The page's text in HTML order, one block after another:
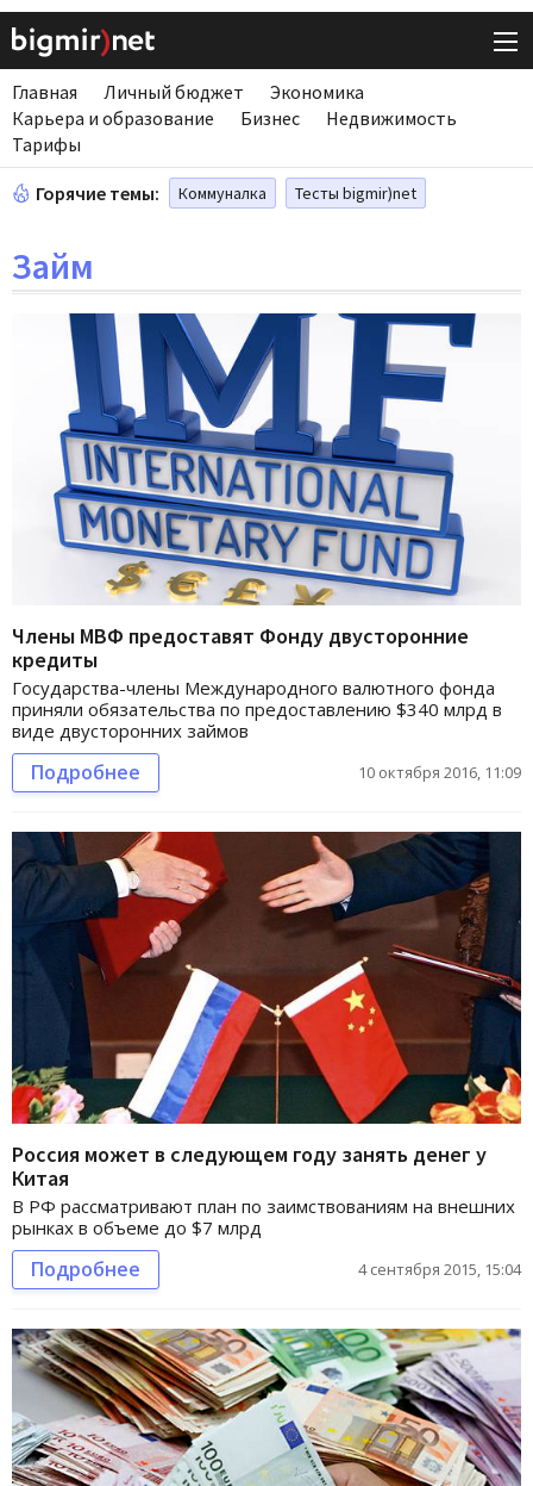
Главная Личный бюджет
Экономика
Карьера и образование
Бизнес
Недвижимость
Тарифы
Горячие темы: Коммуналка Тесты bigmir)net
Займ
Члены МВФ предоставят Фонду двусторонние
кредиты
Государства-члены Международного валютного фонда
приняли обязательства по предоставлению $340 млрд в
виде двусторонних займов
Подробнее 10 октября 2016, 11:09
Россия может в следующем году занять денег у
Китая
В РФ рассматривают план по заимствованиям на внешних
рынках в объеме до $7 млрд
Подробнее 4 сентября 2015, 15:04